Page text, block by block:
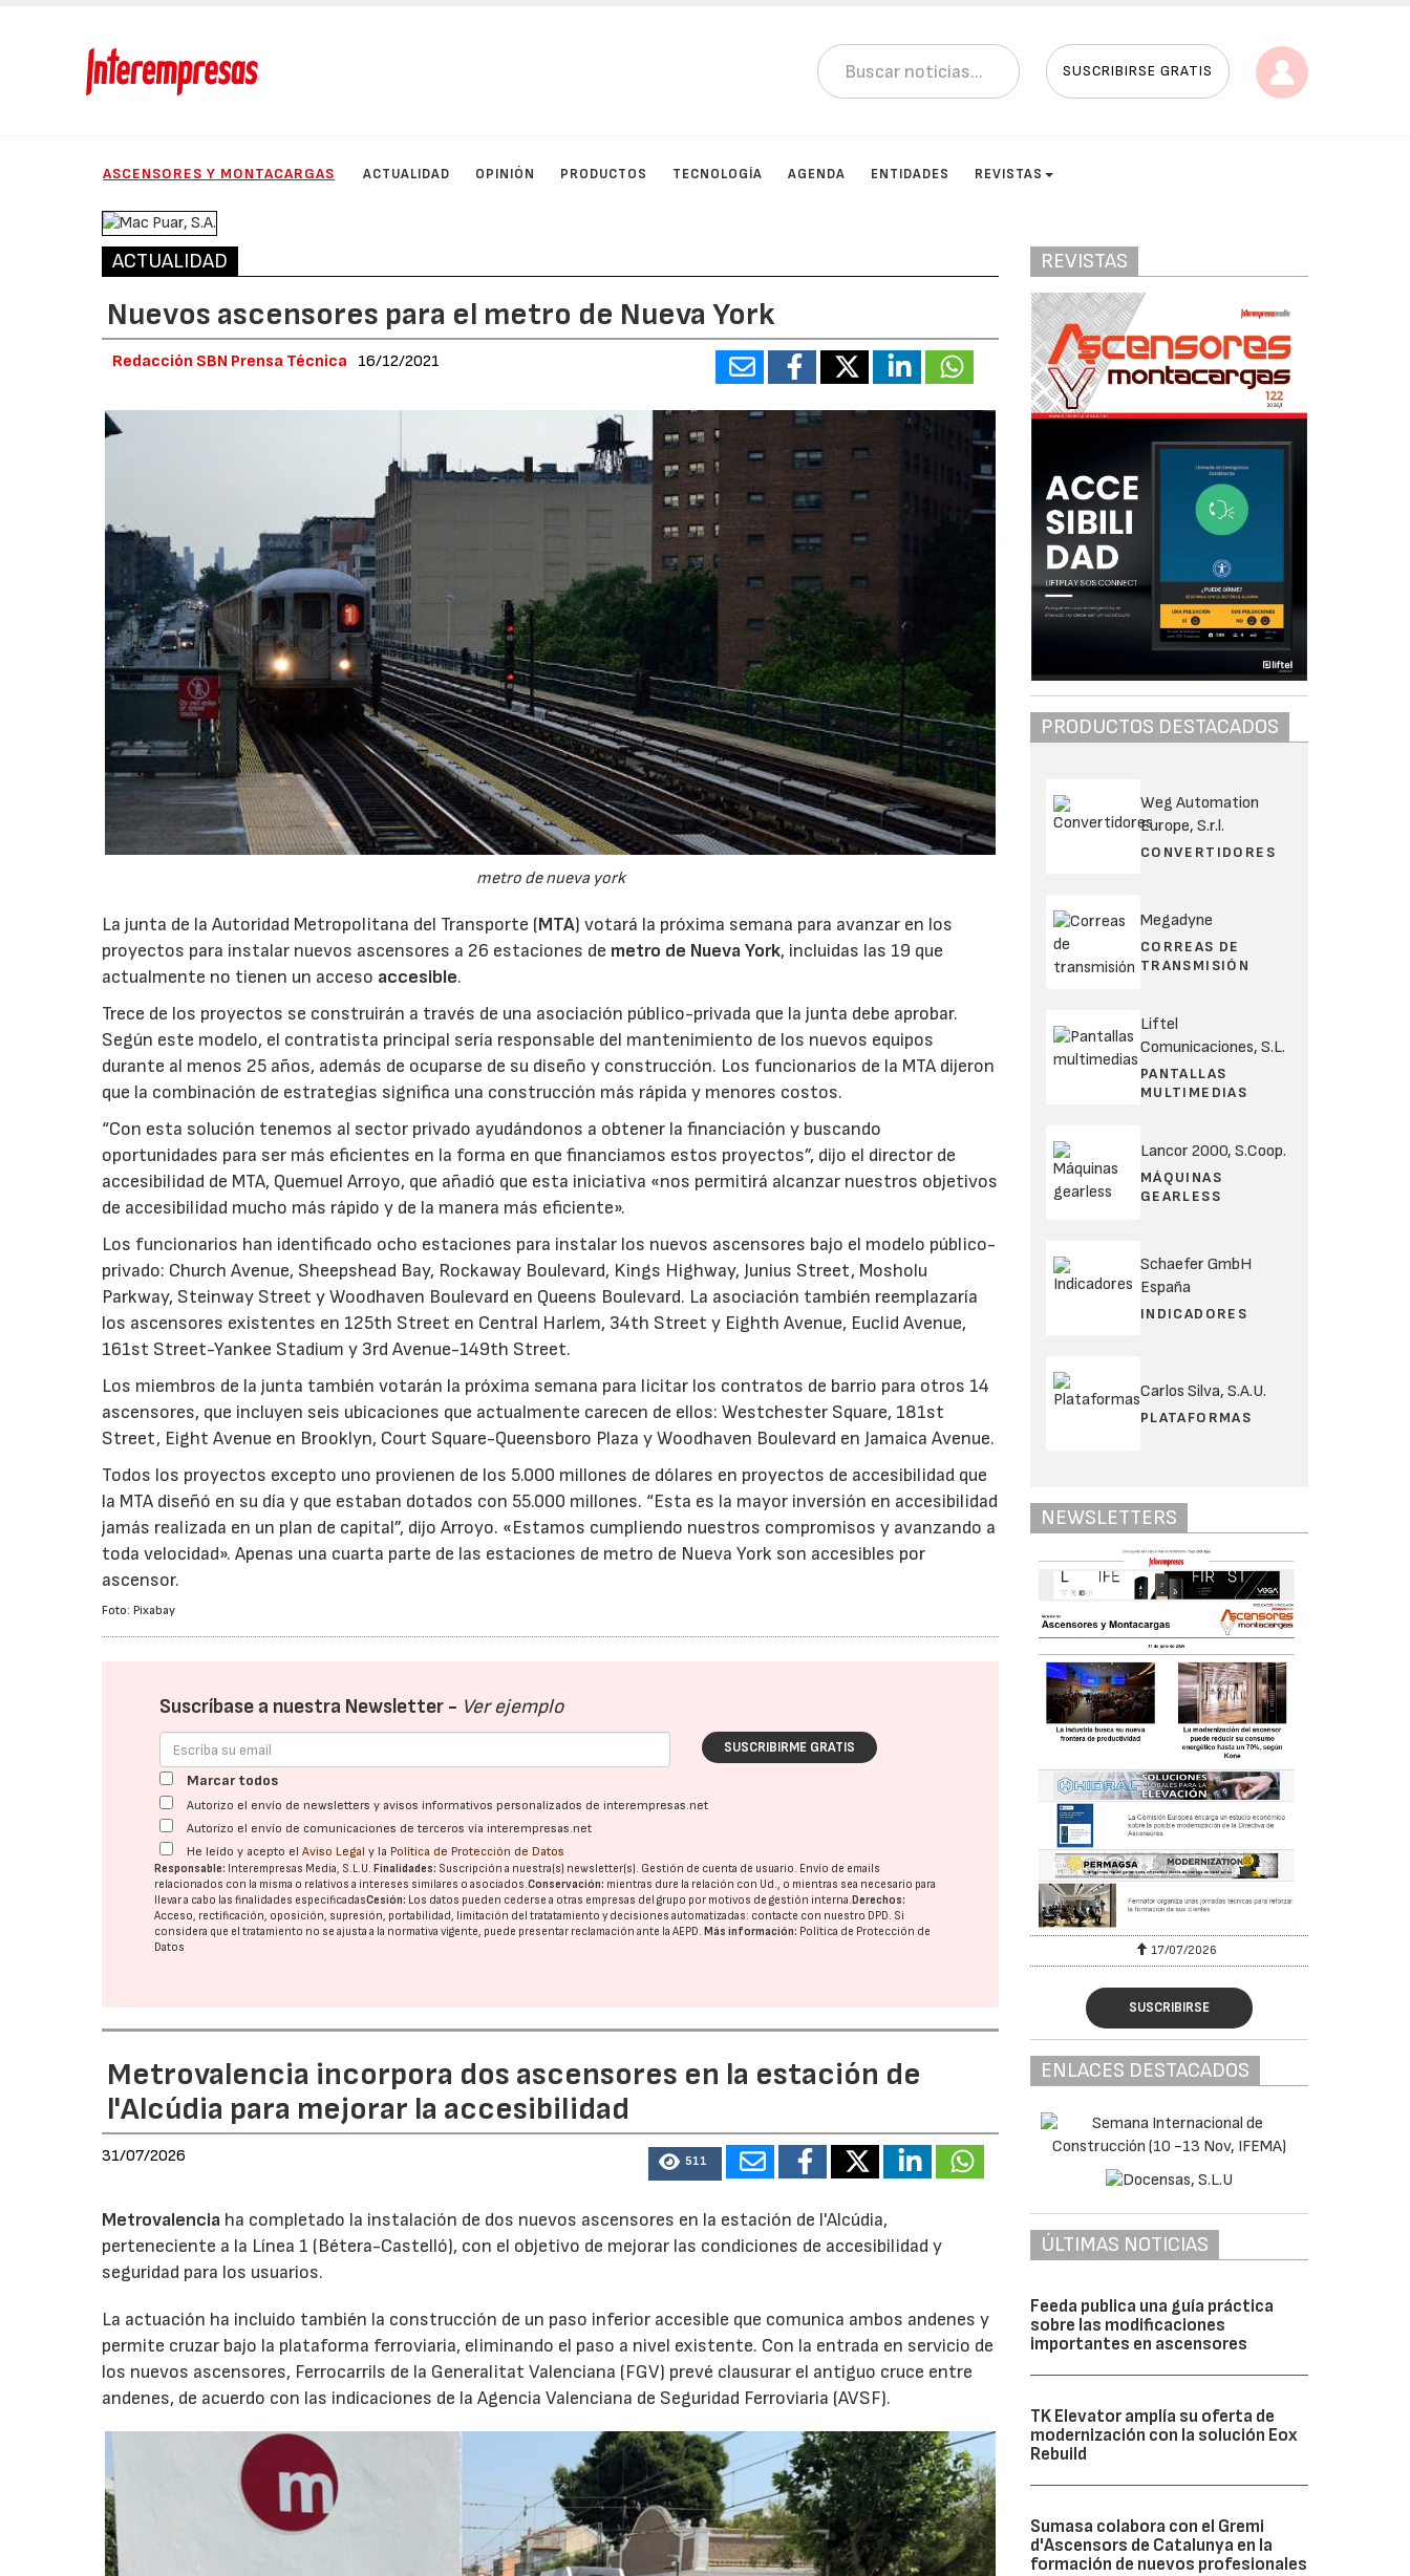
SUSCRIBIRSE GRATIS
ASCENSORES Y MONTACARGAS ACTUALIDAD OPINIÓN PRODUCTOS TECNOLOGÍA AGENDA ENTIDADES REVISTAS
ACTUALIDAD
Nuevos ascensores para el metro de Nueva York
Redacción SBN Prensa Técnica 16/12/2021
metro de nueva york
La junta de la Autoridad Metropolitana del Transporte (MTA) votará la próxima semana para avanzar en los
proyectos para instalar nuevos ascensores a 26 estaciones de metro de Nueva York, incluidas las 19 que
actualmente no tienen un acceso accesible.
Trece de los proyectos se construirán a través de una asociación público-privada que la junta debe aprobar.
Según este modelo, el contratista principal sería responsable del mantenimiento de los nuevos equipos
durante al menos 25 años, además de ocuparse de su diseño y construcción. Los funcionarios de la MTA dijeron
que la combinación de estrategias significa una construcción más rápida y menores costos.
“Con esta solución tenemos al sector privado ayudándonos a obtener la financiación y buscando
oportunidades para ser más eficientes en la forma en que financiamos estos proyectos”, dijo el director de
accesibilidad de MTA, Quemuel Arroyo, que añadió que esta iniciativa «nos permitirá alcanzar nuestros objetivos
de accesibilidad mucho más rápido y de la manera más eficiente».
Los funcionarios han identificado ocho estaciones para instalar los nuevos ascensores bajo el modelo público-
privado: Church Avenue, Sheepshead Bay, Rockaway Boulevard, Kings Highway, Junius Street, Mosholu
Parkway, Steinway Street y Woodhaven Boulevard en Queens Boulevard. La asociación también reemplazaría
los ascensores existentes en 125th Street en Central Harlem, 34th Street y Eighth Avenue, Euclid Avenue,
161st Street-Yankee Stadium y 3rd Avenue-149th Street.
Los miembros de la junta también votarán la próxima semana para licitar los contratos de barrio para otros 14
ascensores, que incluyen seis ubicaciones que actualmente carecen de ellos: Westchester Square, 181st
Street, Eight Avenue en Brooklyn, Court Square-Queensboro Plaza y Woodhaven Boulevard en Jamaica Avenue.
Todos los proyectos excepto uno provienen de los 5.000 millones de dólares en proyectos de accesibilidad que
la MTA diseñó en su día y que estaban dotados con 55.000 millones. “Esta es la mayor inversión en accesibilidad
jamás realizada en un plan de capital”, dijo Arroyo. «Estamos cumpliendo nuestros compromisos y avanzando a
toda velocidad». Apenas una cuarta parte de las estaciones de metro de Nueva York son accesibles por
ascensor.
Foto: Pixabay
Suscríbase a nuestra Newsletter - Ver ejemplo
SUSCRIBIRME GRATIS
Marcar todos
Autorizo el envío de newsletters y avisos informativos personalizados de interempresas.net
Autorizo el envío de comunicaciones de terceros vía interempresas.net
He leído y acepto elAviso Legal y la Política de Protección de Datos
Responsable: Interempresas Media, S.L.U. Finalidades: Suscripción a nuestra(s) newsletter(s). Gestión de cuenta de usuario. Envío de emails
relacionados con la misma o relativos a intereses similares o asociados.Conservación: mientras dure la relación con Ud., o mientras sea necesario para
llevar a cabo las finalidades especificadasCesión: Los datos pueden cederse a otras empresas del grupo por motivos de gestión interna. Derechos:
Acceso, rectificación, oposición, supresión, portabilidad, limitación del tratatamiento y decisiones automatizadas: contacte con nuestro DPD. Si
considera que el tratamiento no se ajusta a la normativa vigente, puede presentar reclamación ante laAEPD. Más información: Política de Protección de
Datos
Metrovalencia incorpora dos ascensores en la estación de
l'Alcúdia para mejorar la accesibilidad
31/07/2026 511
Metrovalencia ha completado la instalación de dos nuevos ascensores en la estación de l'Alcúdia,
perteneciente a la Línea 1 (Bétera-Castelló), con el objetivo de mejorar las condiciones de accesibilidad y
seguridad para los usuarios.
La actuación ha incluido también la construcción de un paso inferior accesible que comunica ambos andenes y
permite cruzar bajo la plataforma ferroviaria, eliminando el paso a nivel existente. Con la entrada en servicio de
los nuevos ascensores, Ferrocarrils de la Generalitat Valenciana (FGV) prevé clausurar el antiguo cruce entre
andenes, de acuerdo con las indicaciones de la Agencia Valenciana de Seguridad Ferroviaria (AVSF).
REVISTAS
PRODUCTOS DESTACADOS
Weg Automation
Europe, S.r.l.
CONVERTIDORES
Megadyne
CORREAS DE
TRANSMISIÓN
Liftel
Comunicaciones, S.L.
PANTALLAS
MULTIMEDIAS
Lancor 2000, S.Coop.
MÁQUINAS
GEARLESS
Schaefer GmbH
España
INDICADORES
Carlos Silva, S.A.U.
PLATAFORMAS
NEWSLETTERS
17/07/2026
SUSCRIBIRSE
ENLACES DESTACADOS
ÚLTIMAS NOTICIAS
Feeda publica una guía práctica
sobre las modificaciones
importantes en ascensores
TK Elevator amplía su oferta de
modernización con la solución Eox
Rebuild
Sumasa colabora con el Gremi
d'Ascensors de Catalunya en la
formación de nuevos profesionales